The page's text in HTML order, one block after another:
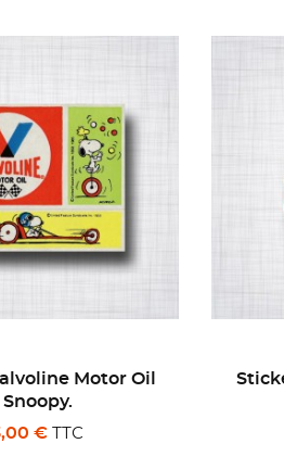
Jon Surf Shop.
3,00 €TTC